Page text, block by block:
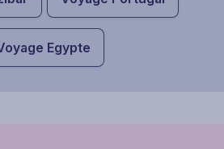
Egypte